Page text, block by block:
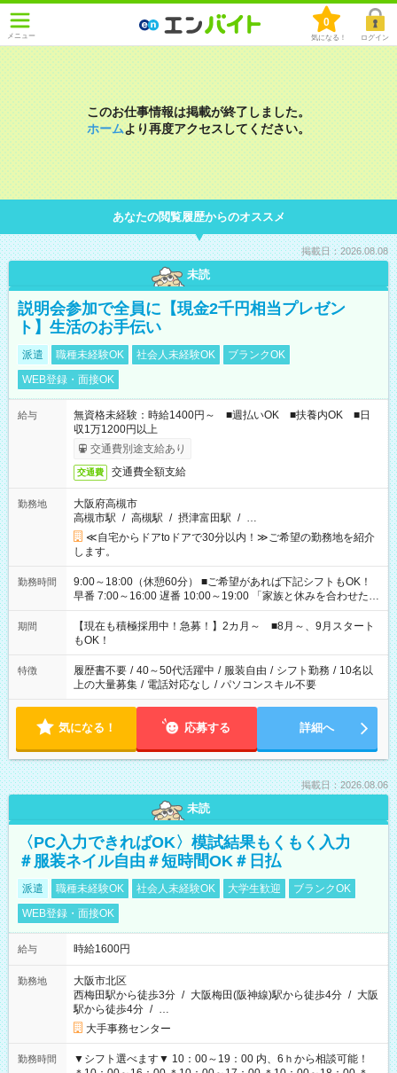
メニュー
0
気になる！ ログイン
このお仕事情報は掲載が終了しました。
ホームより再度アクセスしてください。
あなたの閲覧履歴からのオススメ
掲載日：2026.08.08
未読
説明会参加で全員に【現金2千円相当プレゼン
ト】生活のお手伝い
派遣 職種未経験OK 社会人未経験OK
ブランクOK
WEB登録・面接OK
給与
無資格未経験：時給1400円～ ■週払いOK ■扶養内OK ■日
収1万1200円以上
交通費別途支給あり
交通費 交通費全額支給
勤務地
大阪府高槻市
高槻市駅 / 高槻駅 / 摂津富田駅 / …
≪自宅からドアtoドアで30分以内！≫ご希望の勤務地を紹介
します。
勤務時間
9:00～18:00（休憩60分） ■ご希望があれば下記シフトもOK！
早番 7:00～16:00 遅番 10:00～19:00 「家族と休みを合わせた
い」 「余裕を持って夕飯の準備がしたい」 「できれば残業はし
たくない」 など、ご希望を教えてくださいね。 ※Wワーク希望
の方へ 今ご覧のお仕事で希望する勤務時間と、もう1つのお仕事
の勤務時間。 合計で週40時間を超える場合は応募できません。
期間
【現在も積極採用中！急募！】2カ月～ ■8月～、9月スタート
もOK！
特徴 履歴書不要 / 40～50代活躍中 / 服装自由 / シフト勤務 / 10名以
上の大量募集 / 電話対応なし / パソコンスキル不要
気になる！ 応募する 詳細へ
掲載日：2026.08.06
未読
〈PC入力できればOK〉模試結果もくもく入力
＃服装ネイル自由＃短時間OK＃日払
派遣 職種未経験OK 社会人未経験OK 大学生歓迎
ブランクOK
WEB登録・面接OK
給与 時給1600円
勤務地
大阪市北区
西梅田駅から徒歩3分 / 大阪梅田(阪神線)駅から徒歩4分 / 大阪
駅から徒歩4分 / …
大手事務センター
勤務時間
▼シフト選べます▼ 10：00～19：00 内、6ｈから相談可能！